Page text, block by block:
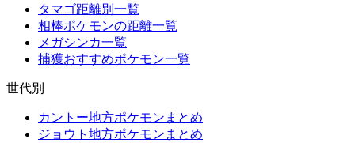
タマゴ距離別一覧
相棒ポケモンの距離一覧
メガシンカ一覧
捕獲おすすめポケモン一覧
世代別
カントー地方ポケモンまとめ
ジョウト地方ポケモンまとめ